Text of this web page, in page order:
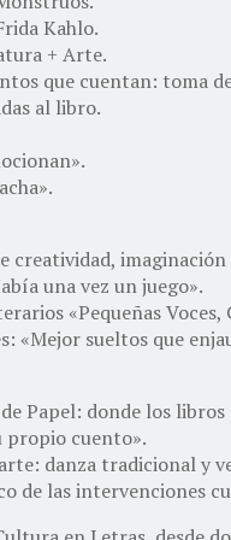
Kahlo.
+ Arte.
que cuentan: toma
al libro.
creatividad,
una vez un juego».
«Pequeñas
«Mejor sueltos que
Papel: donde los
propio cuento».
danza tradicional y
de las intervenciones